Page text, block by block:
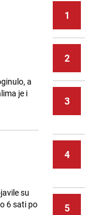
a
je i
su
6 sati po
12
13
14
15
1
2
3
4
5